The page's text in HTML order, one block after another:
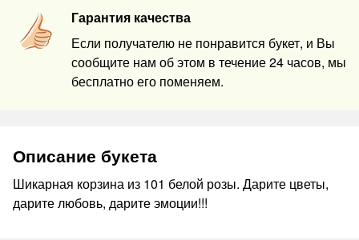
Гарантия качества
Если получателю не понравится букет, и Вы
сообщите нам об этом в течение 24 часов, мы
бесплатно его поменяем.
Описание букета
Шикарная корзина из 101 белой розы. Дарите цветы,
дарите любовь, дарите эмоции!!!